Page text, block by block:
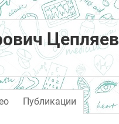
Цепляев
Публикации